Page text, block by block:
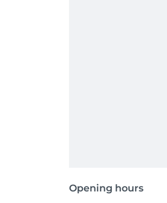
Opening hours